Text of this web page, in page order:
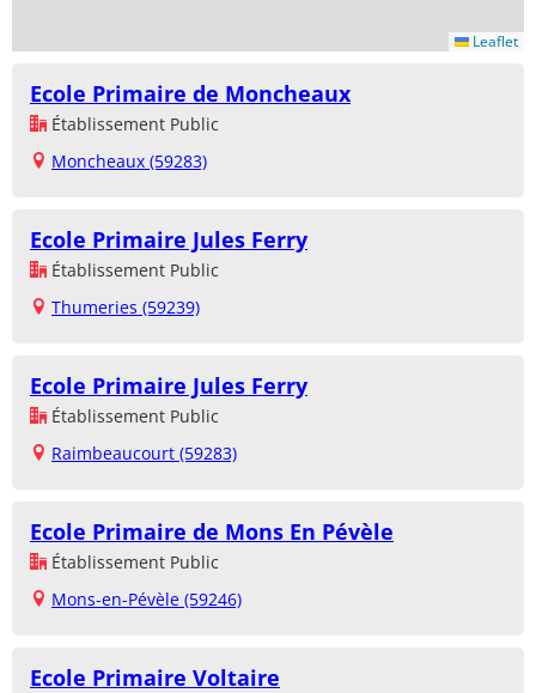
Leaflet
Ecole Primaire de Moncheaux
Établissement Public
Moncheaux (59283)
Ecole Primaire Jules Ferry
Établissement Public
Thumeries (59239)
Ecole Primaire Jules Ferry
Établissement Public
Raimbeaucourt (59283)
Ecole Primaire de Mons En Pévèle
Établissement Public
Mons-en-Pévèle (59246)
Ecole Primaire Voltaire